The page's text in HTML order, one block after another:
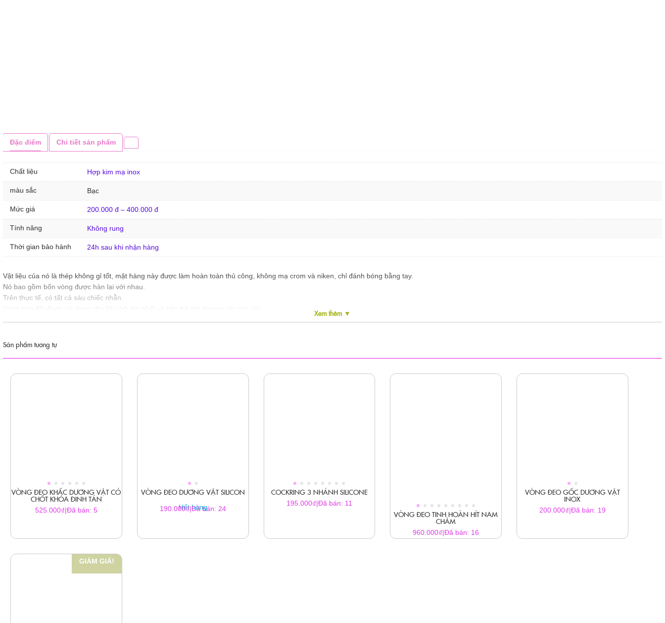
Đặc điểm Chi tiết sản phẩm
Chất liệu Hợp kim mạ inox
màu sắc Bạc
Mức giá 200.000 đ – 400.000 đ
Tính năng Không rung
Thời gian bảo hành 24h sau khi nhận hàng
Vật liệu của nó là thép không gỉ tốt, mặt hàng này được làm hoàn toàn thủ công, không mạ crom và niken, chỉ đánh bóng bằng tay.
Nó bao gồm bốn vòng được hàn lại với nhau.
Trên thực tế, có tất cả sáu chiếc nhẫn.
Vòng hàn đôi được sử dụng cho khe hở lớn nhất và khe hở mà dương vật vừa vặn.
Xem thêm ▼
Sản phẩm tương tự
VÒNG ĐEO KHẤC DƯƠNG VẬT CÓ
CHỐT KHÓA ĐINH TÁN
525.000₫ Đã bán: 5
VÒNG ĐEO DƯƠNG VẬT SILICON
Hết hàng
190.000₫| Đã bán: 24
COCKRING 3 NHÁNH SILICONE
195.000₫ Đã bán: 11
VÒNG ĐEO TINH HOÀN HÍT NAM
CHÂM
960.000₫ |Đã bán: 16
VÒNG ĐEO GỐC DƯƠNG VẬT
INOX
200.000₫ Đã bán: 19
GIẢM GIÁ!